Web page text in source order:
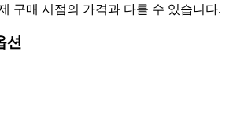
구매 시점의 가격과 다를 수 있습니다.
션